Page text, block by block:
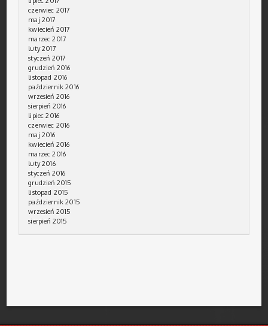
czerwiec 2017
maj 2017
kwiecień 2017
marzec 2017
luty 2017
styczeń 2017
grudzień 2016
listopad 2016
październik 2016
wrzesień 2016
sierpień 2016
lipiec 2016
czerwiec 2016
maj 2016
kwiecień 2016
marzec 2016
luty 2016
styczeń 2016
grudzień 2015
listopad 2015
październik 2015
wrzesień 2015
sierpień 2015